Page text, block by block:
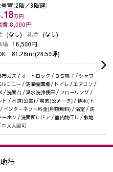
室（2階／3階建）
万円
費:8,000円
(なし) 礼金 (なし)
場 16,500円
81.28m²(24.59坪)
ガス / オートロック / ＢＳ端子 / シャワ
コニー / 洗濯機置場 / トイレ / エアコン /
/ 洗面台 / 温水洗浄便座 / フローリング /
ト / 水道(公営) / 電気(公メータ) / 排水(下
インターネット料金(月額無料) / 浴室 / 洗
ホン / 洗面所にドア / 室内物干し / 敷地
人入居可
行